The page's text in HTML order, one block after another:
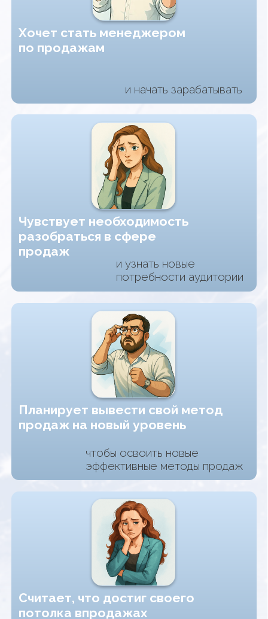
чтобы освоить новые
эффективные методы продаж
продаж на новый уровень
но не знает как
стартовать в продажах
Хочет сменить профессию
и хочет проанализировать свой
текущий уровень для развития
на увеличение дохода
Считает, что достиг своего
потолка впродажах
Почему нам доверяют?
10 лет в продажах
Напродавали на 550+ млн в
разных нишах
Наши ученики закрыли
сделок на 3 млрд за 5 лет
Мы — Артур Тугушев и
Алёна Михайлова